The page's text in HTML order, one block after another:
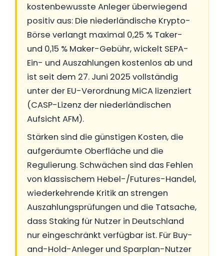
kostenbewusste Anleger überwiegend
positiv aus: Die niederländische Krypto-
Börse verlangt maximal 0,25 % Taker-
und 0,15 % Maker-Gebühr, wickelt SEPA-
Ein- und Auszahlungen kostenlos ab und
ist seit dem 27. Juni 2025 vollständig
unter der EU-Verordnung MiCA lizenziert
(CASP-Lizenz der niederländischen
Aufsicht AFM).
Stärken sind die günstigen Kosten, die
aufgeräumte Oberfläche und die
Regulierung. Schwächen sind das Fehlen
von klassischem Hebel-/Futures-Handel,
wiederkehrende Kritik an strengen
Auszahlungsprüfungen und die Tatsache,
dass Staking für Nutzer in Deutschland
nur eingeschränkt verfügbar ist. Für Buy-
and-Hold-Anleger und Sparplan-Nutzer